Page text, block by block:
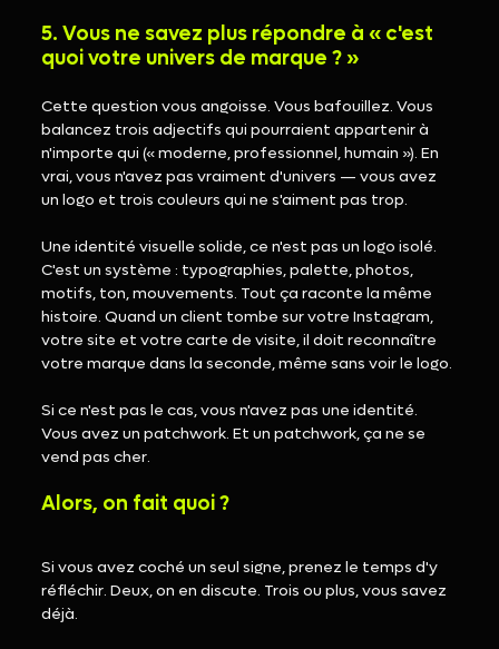
5. Vous ne savez plus répondre à « c'est
quoi votre univers de marque ? »
Cette question vous angoisse. Vous bafouillez. Vous
balancez trois adjectifs qui pourraient appartenir à
n'importe qui (« moderne, professionnel, humain »). En
vrai, vous n'avez pas vraiment d'univers — vous avez
un logo et trois couleurs qui ne s'aiment pas trop.
Une identité visuelle solide, ce n'est pas un logo isolé.
C'est un système : typographies, palette, photos,
motifs, ton, mouvements. Tout ça raconte la même
histoire. Quand un client tombe sur votre Instagram,
votre site et votre carte de visite, il doit reconnaître
votre marque dans la seconde, même sans voir le logo.
Si ce n'est pas le cas, vous n'avez pas une identité.
Vous avez un patchwork. Et un patchwork, ça ne se
vend pas cher.
Alors, on fait quoi ?
Si vous avez coché un seul signe, prenez le temps d'y
réfléchir. Deux, on en discute. Trois ou plus, vous savez
déjà.